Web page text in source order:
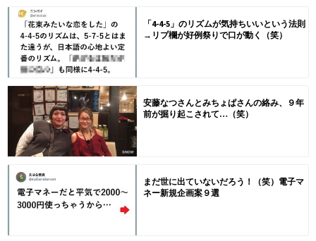
「4-4-5」のリズムが気持ちいいという法則
→リプ欄が好例祭りで口が動く（笑）
安藤なつさんとみちょぱさんの絡み、９年
前が掘り起こされて…（笑）
まだ世に出ていないだろう！（笑）電子マ
ネー新規企画案９選